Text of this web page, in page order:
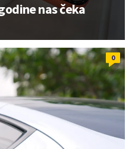
nas čeka
0